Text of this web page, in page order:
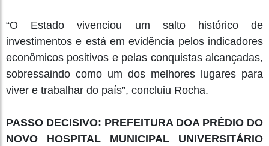
“O Estado vivenciou um salto histórico de
investimentos e está em evidência pelos indicadores
econômicos positivos e pelas conquistas alcançadas,
sobressaindo como um dos melhores lugares para
viver e trabalhar do país”, concluiu Rocha.
PASSO DECISIVO: PREFEITURA DOA PRÉDIO DO
NOVO HOSPITAL MUNICIPAL UNIVERSITÁRIO